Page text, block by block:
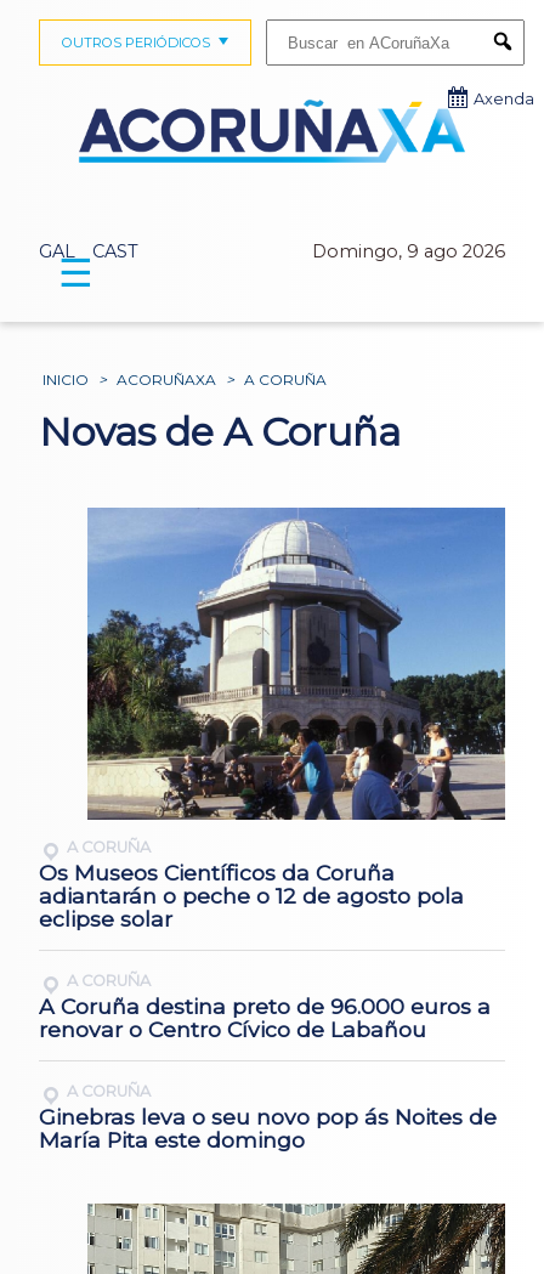
GAL CAST Domingo, 9 ago 2026
OUTROS PERIÓDICOS
Axenda
☰
INICIO > ACORUÑAXA > A CORUÑA
Novas de A Coruña
A CORUÑA
Os Museos Científicos da Coruña
adiantarán o peche o 12 de agosto pola
eclipse solar
A CORUÑA
A Coruña destina preto de 96.000 euros a
renovar o Centro Cívico de Labañou
A CORUÑA
Ginebras leva o seu novo pop ás Noites de
María Pita este domingo